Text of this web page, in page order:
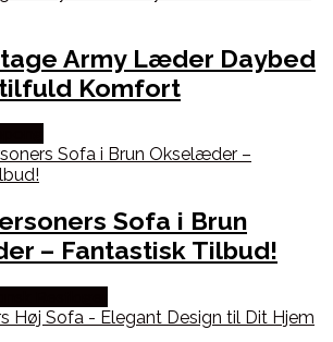
Army Læder Daybed
Komfort
Sofa i Brun
– Fantastisk Tilbud!